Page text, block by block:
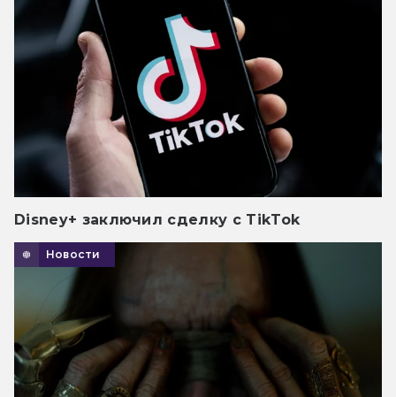
Disney+ заключил сделку с TikTok
Новости